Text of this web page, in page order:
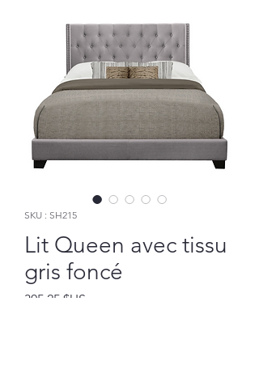
SKU : SH215
Lit Queen avec tissu
gris foncé
305,25 $US